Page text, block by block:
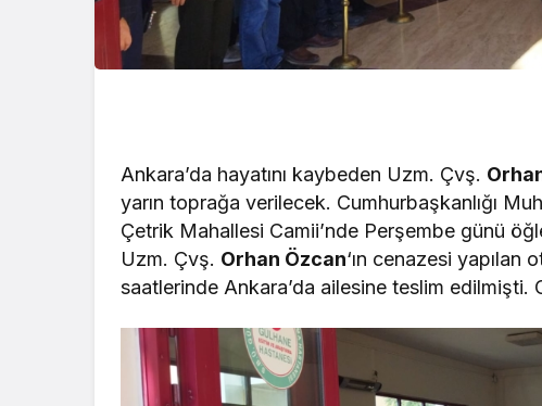
Ankara’da hayatını kaybeden Uzm. Çvş.
yarın toprağa verilecek. Cumhurbaşkanlığı
Çetrik Mahallesi Camii’nde Perşembe günü
Uzm. Çvş. Orhan Özcan‘ın cenazesi yapılan
saatlerinde Ankara’da ailesine teslim edilmişti.